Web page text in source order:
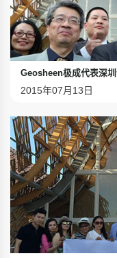
Geosheen极成代表深
2015年07月13日